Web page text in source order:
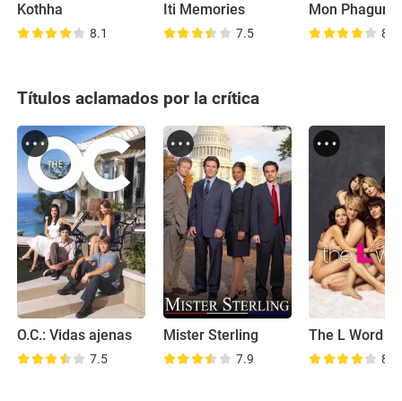
Kothha
8.1
Iti Memories
7.5
Mon Phagun
8.8
Títulos aclamados por la crítica
O.C.: Vidas ajenas
7.5
Mister Sterling
7.9
The L Word
8.1